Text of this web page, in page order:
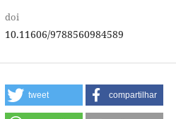
doi
10.11606/9788560984589
tweet compartilhar